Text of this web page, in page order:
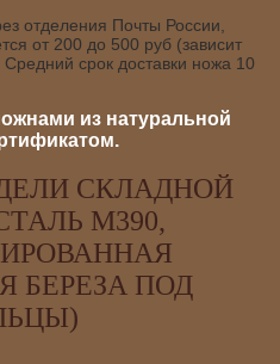
отделения Почты России,
от 200 до 500 руб (зависит
срок доставки ножа 10
из натуральной
СКЛАДНОЙ
М390,
БЕРЕЗА ПОД